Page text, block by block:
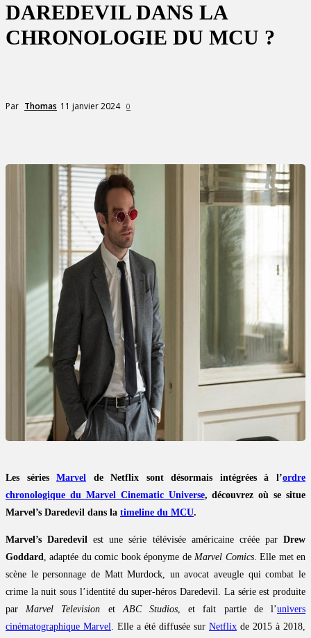
DAREDEVIL DANS LA
CHRONOLOGIE DU MCU ?
Par Thomas 11 janvier 2024 0
Les sériesMarvel de Netflix sont désormais intégrées à l’ordre
chronologique du Marvel Cinematic Universe, découvrez où se situe
Marvel’s Daredevil dans la timeline du MCU.
Marvel’s Daredevil est une série télévisée américaine créée parDrew
Goddard, adaptée du comic book éponyme deMarvel Comics. Elle met en
scène le personnage de Matt Murdock, un avocat aveugle qui combat le
crime la nuit sous l’identité du super-héros Daredevil. La série est produite
parMarvel Television etABC Studios, et fait partie de l’univers
cinématographique Marvel. Elle a été diffusée sur Netflix de 2015 à 2018,